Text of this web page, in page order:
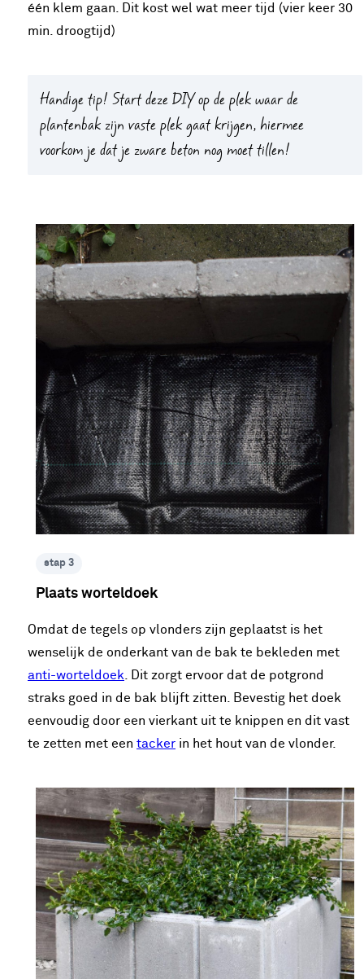
één klem gaan. Dit kost wel wat meer tijd (vier keer 30
min. droogtijd)
Handige tip! Start deze DIY op de plek waar de
plantenbak zijn vaste plek gaat krijgen, hiermee
voorkom je dat je zware beton nog moet tillen!
stap 3
Plaats worteldoek
Omdat de tegels op vlonders zijn geplaatst is het
wenselijk de onderkant van de bak te bekleden met
anti-worteldoek. Dit zorgt ervoor dat de potgrond
straks goed in de bak blijft zitten. Bevestig het doek
eenvoudig door een vierkant uit te knippen en dit vast
te zetten met een tacker in het hout van de vlonder.